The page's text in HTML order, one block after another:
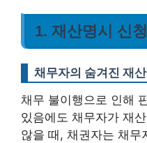
1. 재산명시 신
채무자의 숨겨진 재
채무 불이행으로 인해
있음에도 채무자가 재
않을 때, 채권자는 채무